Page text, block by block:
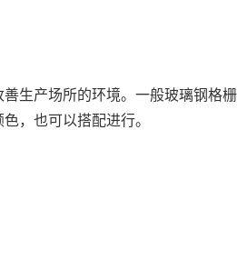
产场所的环境。一般玻璃钢格
，也可以搭配进行。